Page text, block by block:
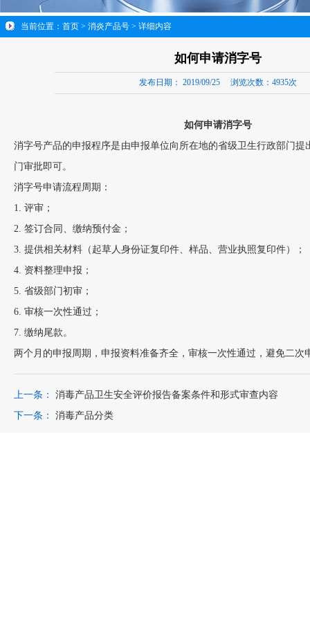
当前位置： 首页 > 消炎产品号 > 详细内容
如何申请消字号
发布日期： 2019/09/25 浏览次数： 4935次
如何申请消字号
消字号产品的申报程序是由申报单位向所在地的省级卫生行政部门提
门审批即可。
消字号申请流程周期：
1. 评审；
2. 签订合同、缴纳预付金；
3. 提供相关材料（起草人身份证复印件、样品、营业执照复印件）；
4. 资料整理申报；
5. 省级部门初审；
6. 审核一次性通过；
7. 缴纳尾款。
两个月的申报周期，申报资料准备齐全，审核一次性通过，避免二次
上一条： 消毒产品卫生安全评价报告备案条件和形式审查内容
下一条： 消毒产品分类